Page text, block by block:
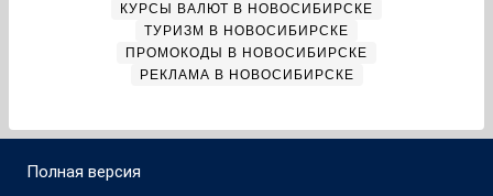
КУРСЫ ВАЛЮТ В НОВОСИБИРСКЕ
ТУРИЗМ В НОВОСИБИРСКЕ
ПРОМОКОДЫ В НОВОСИБИРСКЕ
РЕКЛАМА В НОВОСИБИРСКЕ
Полная версия